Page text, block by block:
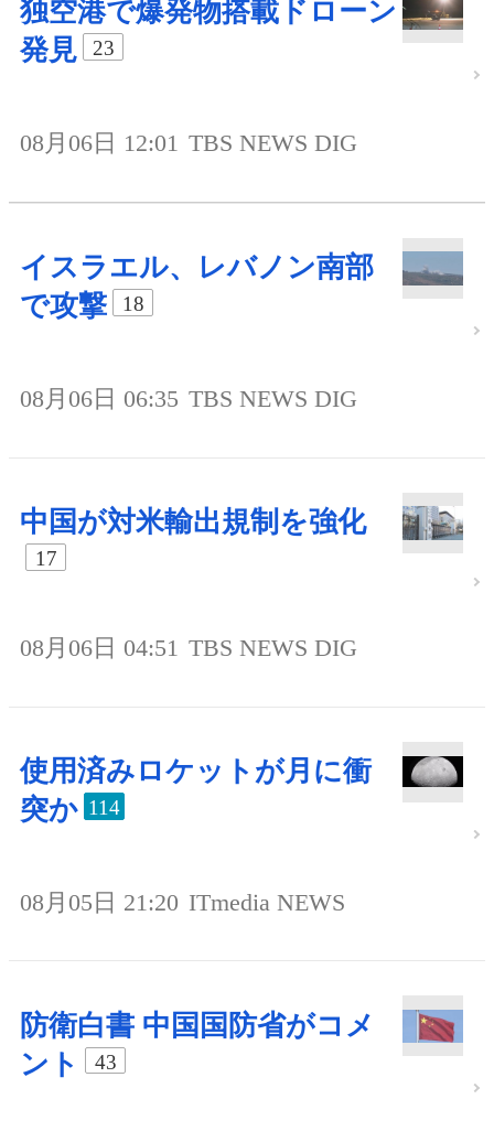
独空港で爆発物搭載ドローン
発見
23
08月06日 12:01 TBS NEWS DIG
イスラエル、レバノン南部
で攻撃
18
08月06日 06:35 TBS NEWS DIG
中国が対米輸出規制を強化
17
08月06日 04:51 TBS NEWS DIG
使用済みロケットが月に衝
突か 114
08月05日 21:20 ITmedia NEWS
防衛白書 中国国防省がコメ
ント
43